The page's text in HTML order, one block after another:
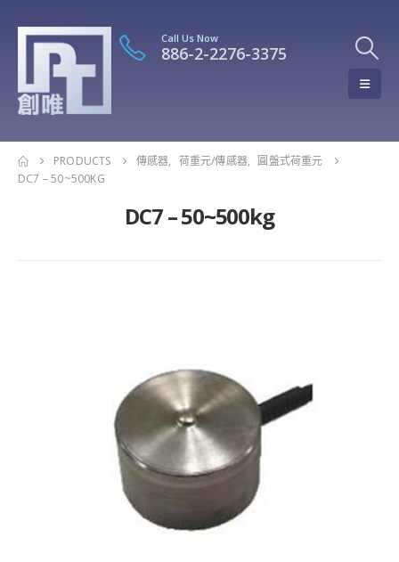
Call Us Now
886-2-2276-3375
PRODUCTS 傳感器, 荷重元/傳感器,
圓盤式荷重元
DC7 – 50~500KG
DC7 – 50~500kg